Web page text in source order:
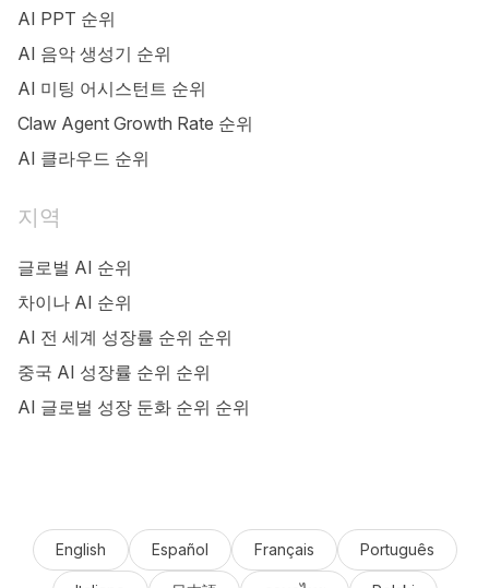
AI PPT 순위
AI 음악 생성기 순위
AI 미팅 어시스턴트 순위
Claw Agent Growth Rate 순위
AI 클라우드 순위
지역
글로벌 AI 순위
차이나 AI 순위
AI 전 세계 성장률 순위 순위
중국 AI 성장률 순위 순위
AI 글로벌 성장 둔화 순위 순위
English Español Français Português